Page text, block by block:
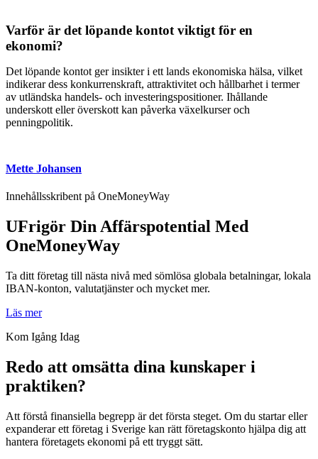
Varför är det löpande kontot viktigt för en
ekonomi?
Det löpande kontot ger insikter i ett lands ekonomiska hälsa, vilket
indikerar dess konkurrenskraft, attraktivitet och hållbarhet i termer
av utländska handels- och investeringspositioner. Ihållande
underskott eller överskott kan påverka växelkurser och
penningpolitik.
Mette Johansen
Innehållsskribent på OneMoneyWay
UFrigör Din Affärspotential Med
OneMoneyWay
Ta ditt företag till nästa nivå med sömlösa globala betalningar, lokala
IBAN-konton, valutatjänster och mycket mer.
Läs mer
Kom Igång Idag
Redo att omsätta dina kunskaper i
praktiken?
Att förstå finansiella begrepp är det första steget. Om du startar eller
expanderar ett företag i Sverige kan rätt företagskonto hjälpa dig att
hantera företagets ekonomi på ett tryggt sätt.